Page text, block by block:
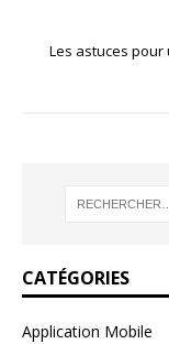
Les astuces
CATÉGORIES
Application Mobile